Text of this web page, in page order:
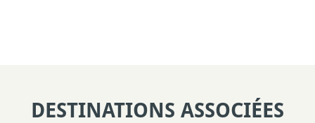
DESTINATIONS ASSOCIÉES